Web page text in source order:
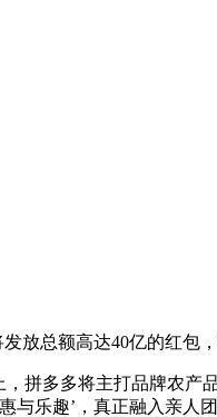
放总额高达40亿的红包
拼多多将主打品牌农产
与乐趣’，真正融入亲人